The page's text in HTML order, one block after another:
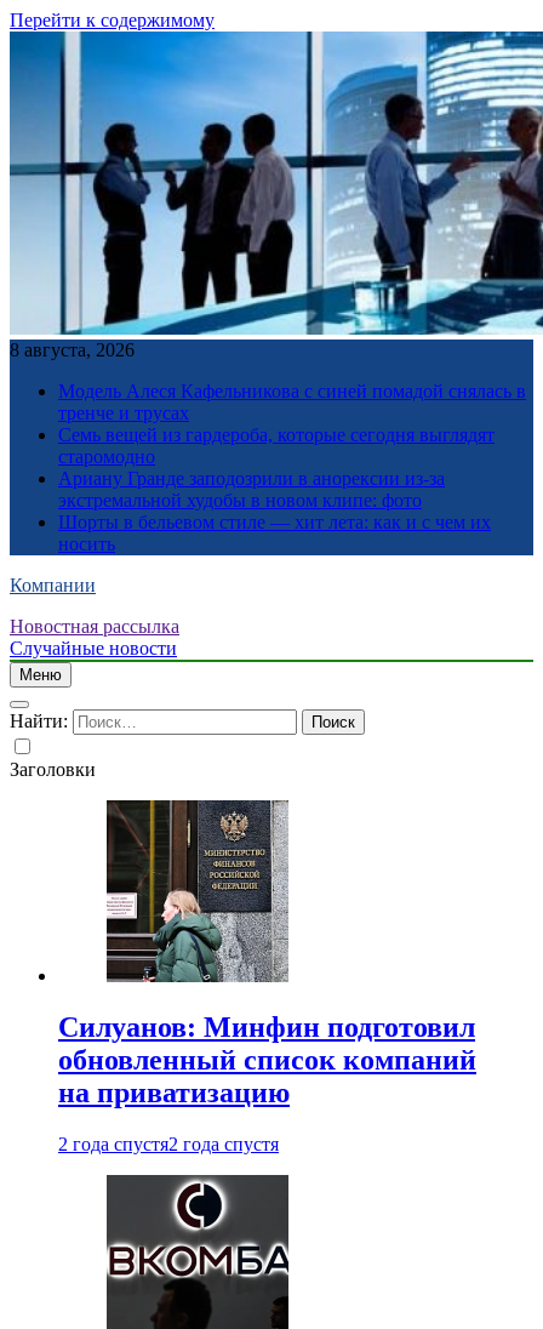
Перейти к содержимому
8 августа, 2026
Модель Алеся Кафельникова с синей помадой снялась в
тренче и трусах
Семь вещей из гардероба, которые сегодня выглядят
старомодно
Ариану Гранде заподозрили в анорексии из-за
экстремальной худобы в новом клипе: фото
Шорты в бельевом стиле — хит лета: как и с чем их
носить
Компании
Новостная рассылка
Случайные новости
Меню
Найти:
Заголовки
Силуанов: Минфин подготовил
обновленный список компаний
на приватизацию
2 года спустя2 года спустя